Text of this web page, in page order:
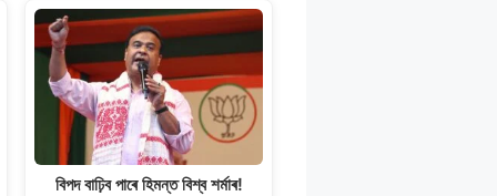
বিপদ বাঢ়িব পাৰে হিমন্ত বিশ্ব শৰ্মাৰ!